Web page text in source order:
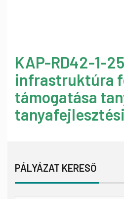
KAP-RD42-1-
infrastruktúra
támogatása
PÁLYÁZAT KERESŐ